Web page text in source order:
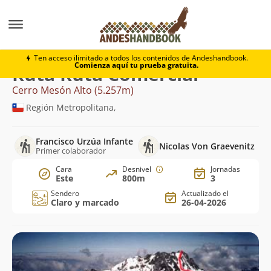
Ten acceso ilimitado a todos los contenidos de Andeshandbook.
Comienza aquí tu prueba gratuita.
Cerro Mesón Alto Ruta Comercial
Ruta Ruta Comercial
Cerro Mesón Alto (5.257m)
Región Metropolitana,
Francisco Urzúa Infante
Primer colaborador Nicolas Von Graevenitz
Cara
Este
Desnivel
800m
Jornadas
3
Sendero
Claro y marcado
Actualizado el
26-04-2026